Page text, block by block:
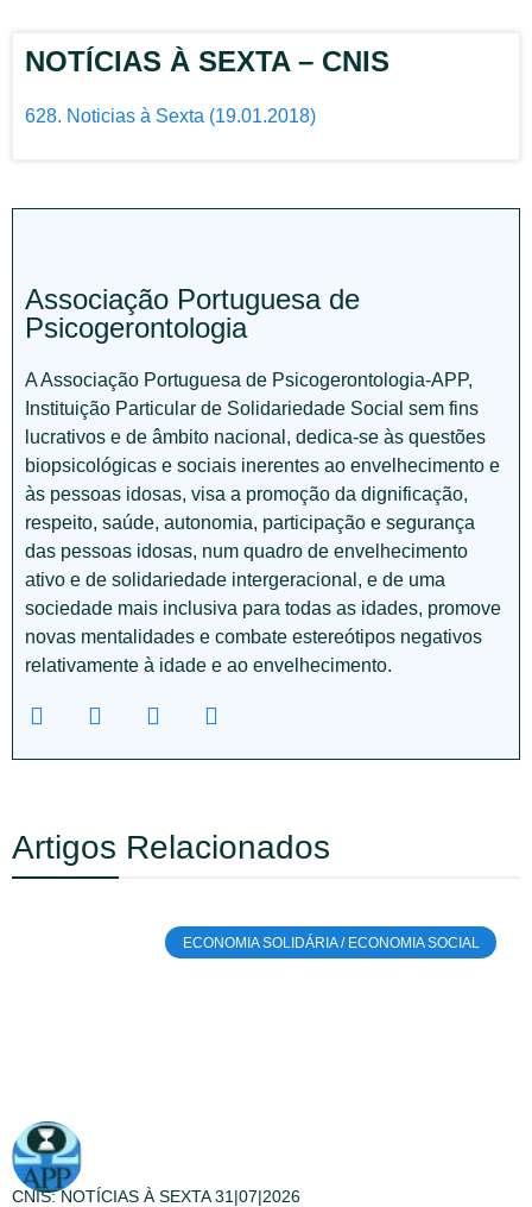
NOTÍCIAS À SEXTA – CNIS
628. Noticias à Sexta (19.01.2018)
Associação Portuguesa de
Psicogerontologia
A Associação Portuguesa de Psicogerontologia-APP,
Instituição Particular de Solidariedade Social sem fins
lucrativos e de âmbito nacional, dedica-se às questões
biopsicológicas e sociais inerentes ao envelhecimento e
às pessoas idosas, visa a promoção da dignificação,
respeito, saúde, autonomia, participação e segurança
das pessoas idosas, num quadro de envelhecimento
ativo e de solidariedade intergeracional, e de uma
sociedade mais inclusiva para todas as idades, promove
novas mentalidades e combate estereótipos negativos
relativamente à idade e ao envelhecimento.
Artigos Relacionados
ECONOMIA SOLIDÁRIA / ECONOMIA SOCIAL
CNIS: NOTÍCIAS À SEXTA 31|07|2026